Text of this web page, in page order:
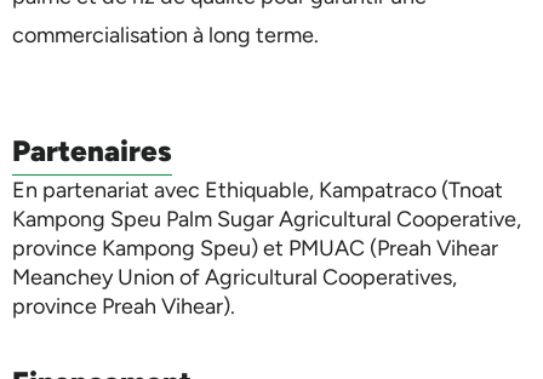
commercialisation à long terme.
Partenaires
En partenariat avec Ethiquable, Kampatraco (Tnoat
Kampong Speu Palm Sugar Agricultural Cooperative,
province Kampong Speu) et PMUAC (Preah Vihear
Meanchey Union of Agricultural Cooperatives,
province Preah Vihear).